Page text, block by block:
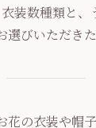
装数種類と、
選びいただき
花の衣装や帽